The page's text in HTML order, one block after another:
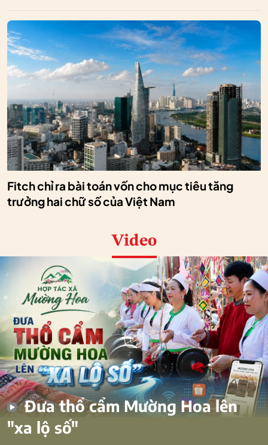
Fitch chỉ ra bài toán vốn cho mục tiêu tăng
trưởng hai chữ số của Việt Nam
Video
Đưa thổ cẩm Mường Hoa lên
"xa lộ số"